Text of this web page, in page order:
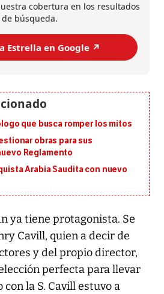
cobertura en los resultados
de búsqueda.
Estrella en Google ↗️
que busca romper los mitos
obras para sus
Reglamento
Arabia Saudita con nuevo
ya tiene protagonista. Se
Cavill, quien a decir de
y del propio director,
perfecta para llevar
con la S. Cavill estuvo a